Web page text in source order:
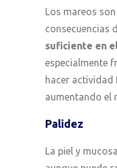
Los mareos
consecuencias
suficiente en
especialmente
hacer actividad
aumentando el
Palidez
La piel y